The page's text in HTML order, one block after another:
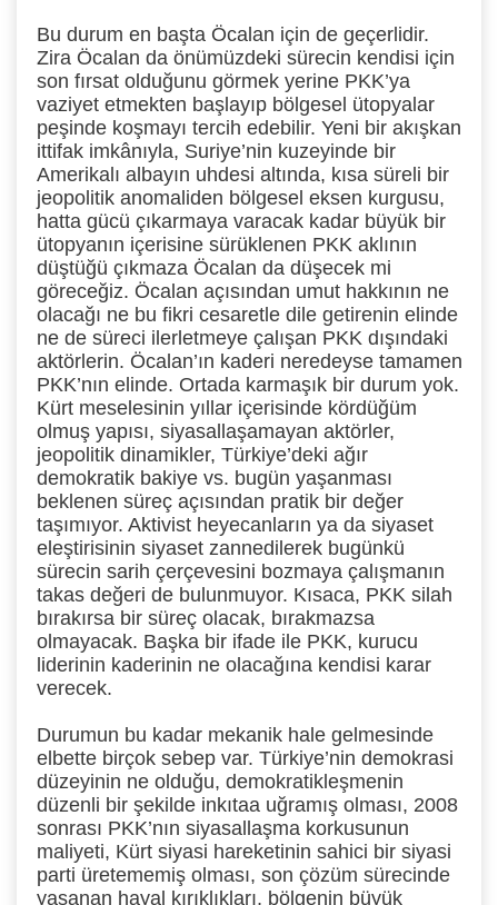
Bu durum en başta Öcalan için de geçerlidir.
Zira Öcalan da önümüzdeki sürecin kendisi için
son fırsat olduğunu görmek yerine PKK’ya
vaziyet etmekten başlayıp bölgesel ütopyalar
peşinde koşmayı tercih edebilir. Yeni bir akışkan
ittifak imkânıyla, Suriye’nin kuzeyinde bir
Amerikalı albayın uhdesi altında, kısa süreli bir
jeopolitik anomaliden bölgesel eksen kurgusu,
hatta gücü çıkarmaya varacak kadar büyük bir
ütopyanın içerisine sürüklenen PKK aklının
düştüğü çıkmaza Öcalan da düşecek mi
göreceğiz. Öcalan açısından umut hakkının ne
olacağı ne bu fikri cesaretle dile getirenin elinde
ne de süreci ilerletmeye çalışan PKK dışındaki
aktörlerin. Öcalan’ın kaderi neredeyse tamamen
PKK’nın elinde. Ortada karmaşık bir durum yok.
Kürt meselesinin yıllar içerisinde kördüğüm
olmuş yapısı, siyasallaşamayan aktörler,
jeopolitik dinamikler, Türkiye’deki ağır
demokratik bakiye vs. bugün yaşanması
beklenen süreç açısından pratik bir değer
taşımıyor. Aktivist heyecanların ya da siyaset
eleştirisinin siyaset zannedilerek bugünkü
sürecin sarih çerçevesini bozmaya çalışmanın
takas değeri de bulunmuyor. Kısaca, PKK silah
bırakırsa bir süreç olacak, bırakmazsa
olmayacak. Başka bir ifade ile PKK, kurucu
liderinin kaderinin ne olacağına kendisi karar
verecek.
Durumun bu kadar mekanik hale gelmesinde
elbette birçok sebep var. Türkiye’nin demokrasi
düzeyinin ne olduğu, demokratikleşmenin
düzenli bir şekilde inkıtaa uğramış olması, 2008
sonrası PKK’nın siyasallaşma korkusunun
maliyeti, Kürt siyasi hareketinin sahici bir siyasi
parti üretememiş olması, son çözüm sürecinde
yaşanan hayal kırıklıkları, bölgenin büyük